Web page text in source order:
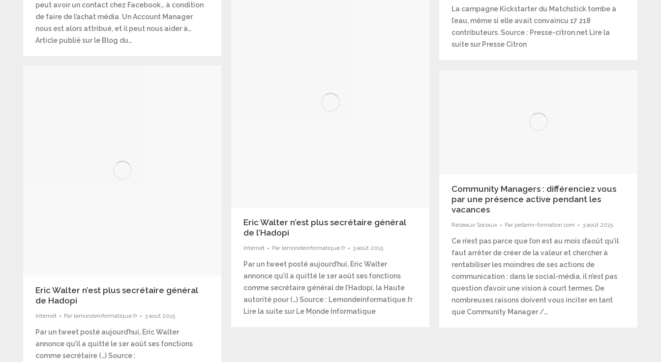
peut avoir un contact chez Facebook… à condition
de faire de l’achat média. Un Account Manager
nous est alors attribué, et il peut nous aider à…
Article publié sur le Blog du…
La campagne Kickstarter du Matchstick tombe à
l’eau, même si elle avait convaincu 17 218
contributeurs. Source : Presse-citron.net Lire la
suite sur Presse Citron
Eric Walter n’est plus secrétaire général
de l’Hadopi
Internet Par lemondeinformatique.fr 3 août 2015
Par un tweet posté aujourd’hui, Eric Walter
annonce qu’il a quitté le 1er août ses fonctions
comme secrétaire général de l’Hadopi, la Haute
autorité pour (…) Source : Lemondeinformatique.fr
Lire la suite sur Le Monde Informatique
Eric Walter n’est plus secrétaire général
de Hadopi
Internet Par lemondeinformatique.fr 3 août 2015
Par un tweet posté aujourd’hui, Eric Walter
annonce qu’il a quitté le 1er août ses fonctions
comme secrétaire (…) Source :
Community Managers : différenciez vous
par une présence active pendant les
vacances
Réseaux Sociaux Par pellerin-formation.com 3 août 2015
Ce n’est pas parce que l’on est au mois d’août qu’il
faut arrêter de créer de la valeur et chercher à
rentabiliser les moindres de ses actions de
communication : dans le social-média, il n’est pas
question d’avoir une vision à court termes. De
nombreuses raisons doivent vous inciter en tant
que Community Manager /…